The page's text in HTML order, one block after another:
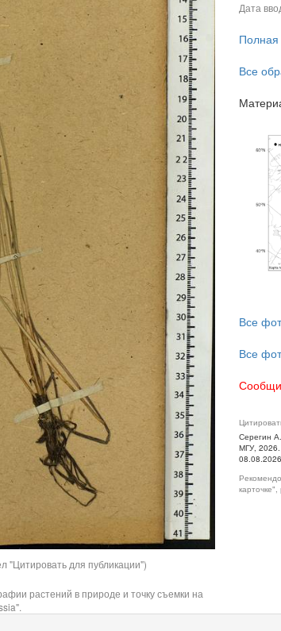
"Цитировать для публикации")
растений в природе и точку съемки на
Дата
Полная
Все
Все
Все
Серегин
МГУ,